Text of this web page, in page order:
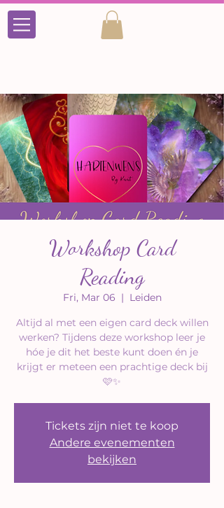
Workshop Card
Reading
Fri, Mar 06
  |
Leiden
Altijd al met een eigen card deck willen
werken? Tijdens deze workshop leer je
hóe je dit het beste kunt doen én je
krijgt er meteen een prachtige deck bij
🩷✨
Tickets zijn niet te koop
Andere evenementen
bekijken